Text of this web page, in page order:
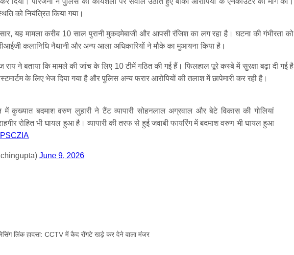
को नियंत्रित किया गया।
यह मामला करीब 10 साल पुरानी मुकदमेबाजी और आपसी रंजिश का लग रहा है। घटना की गंभीरता को
कलानिधि नैथानी और अन्य आला अधिकारियों ने मौके का मुआयना किया है।
राय ने बताया कि मामले की जांच के लिए 10 टीमें गठित की गई हैं। फिलहाल पूरे कस्बे में सुरक्षा बढ़ा दी गई है
के लिए भेज दिया गया है और पुलिस अन्य फरार आरोपियों की तलाश में छापेमारी कर रही है।
कुख्यात बदमाश वरुण लुहारी ने टैंट व्यापारी सोहनलाल अग्रवाल और बेटे विकास की गोलियां
रोहित भी घायल हुआ है। व्यापारी की तरफ से हुई जवाबी फायरिंग में बदमाश वरुण भी घायल हुआ
June 9, 2026
लिंक हादसा: CCTV में कैद रोंगटे खड़े कर देने वाला मंजर